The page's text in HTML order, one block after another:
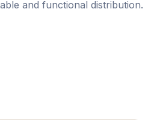
and functional distribution.